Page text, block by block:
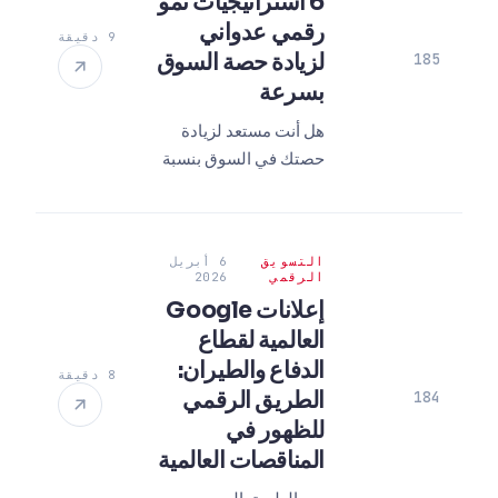
185
رقمي عدواني
لزيادة حصة السوق
بسرعة
هل أنت مستعد لزيادة
حصتك في السوق بنسبة
النمو الرقمي العدوانية.
اكتشفها الآن!
9 دقيقة
184
التسويق
الرقمي
6 أبريل
2026
إعلانات Google
العالمية لقطاع
الدفاع والطيران:
الطريق الرقمي
للظهور في
المناقصات العالمية
8 دقيقة